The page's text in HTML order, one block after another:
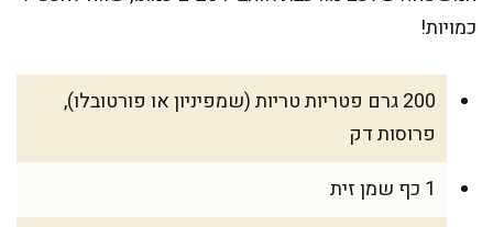
כמויות!
200 גרם פטריות טריות (שמפיניון או פורטובלו),
פרוסות דק
1 כף שמן זית